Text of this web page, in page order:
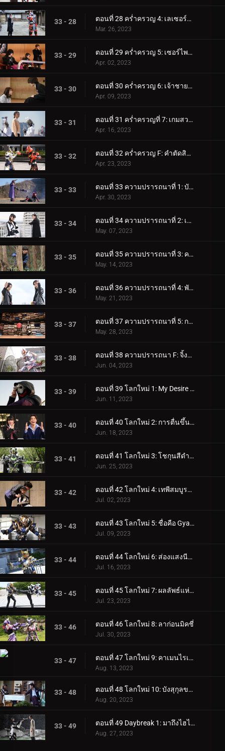
33 - 28 ตอนที่ 28 คร่ำครวญ 4: เลเซอร์แห่งสายสัมพันธ์!
Mar. 26, 2023
33 - 29 ตอนที่ 29 คร่ำครวญ 5: เซอร์ไพรส์! เกมสู้วัวกระทิง™
Apr. 02, 2023
33 - 30 ตอนที่ 30 คร่ำครวญ 6: เจ้าชายจากจดหมาย
Apr. 09, 2023
33 - 31 ตอนที่ 31 คร่ำครวญที่ 7: เกมสวรรค์และนรก
Apr. 16, 2023
33 - 32 ตอนที่ 32 คร่ำครวญ F: คำตัดสินสุดท้าย
Apr. 23, 2023
33 - 33 ตอนที่ 33 ความปรารถนาที่ 1: บัฟฟาไม่มีใครเทียบได้!
Apr. 30, 2023
33 - 34 ตอนที่ 34 ความปรารถนาที่ 2: เป้าหมายของกีทส์
May. 07, 2023
33 - 35 ตอนที่ 35 ความปรารถนาที่ 3: ความปรารถนาของพี่สาวคนโต ความปรารถนาของน้องชายตัวน้อย
May. 14, 2023
33 - 36 ตอนที่ 36 ความปรารถนาที่ 4: พันธมิตรชั่วคราว
May. 21, 2023
33 - 37 ตอนที่ 37 ความปรารถนาที่ 5: การทำลายล้างที่บริสุทธิ์ราวกับสีขาว
May. 28, 2023
33 - 38 ตอนที่ 38 ความปรารถนา F: จิ้งจอกเก้าหาง!
Jun. 04, 2023
33 - 39 ตอนที่ 39 โลกใหม่ 1: My Desire Grand Prix
Jun. 11, 2023
33 - 40 ตอนที่ 40 โลกใหม่ 2: การตื่นขึ้นของผู้ประกอบการ
Jun. 18, 2023
33 - 41 ตอนที่ 41 โลกใหม่ 3: โชกุนสีดำสนิท
Jun. 25, 2023
33 - 42 ตอนที่ 42 โลกใหม่ 4: เทพีสมบูรณ์ ดาบแห่งความมืด
Jul. 02, 2023
33 - 43 ตอนที่ 43 โลกใหม่ 5: ชื่อคือ Gyaago!
Jul. 09, 2023
33 - 44 ตอนที่ 44 โลกใหม่ 6: ส่องแสงนีออน
Jul. 16, 2023
33 - 45 ตอนที่ 45 โลกใหม่ 7: ผลลัพธ์แห่งความปรารถนา
Jul. 23, 2023
33 - 46 ตอนที่ 46 โลกใหม่ 8: ลาก่อนมิคชี่
Jul. 30, 2023
33 - 47 ตอนที่ 47 โลกใหม่ 9: คาเมนไรเดอร์ตัวจริง
Aug. 13, 2023
33 - 48 ตอนที่ 48 โลกใหม่ 10: บังสุกุลของสึมูริ
Aug. 20, 2023
33 - 49 ตอนที่ 49 Daybreak 1: มาถึงไฮไลท์แล้ว!
Aug. 27, 2023